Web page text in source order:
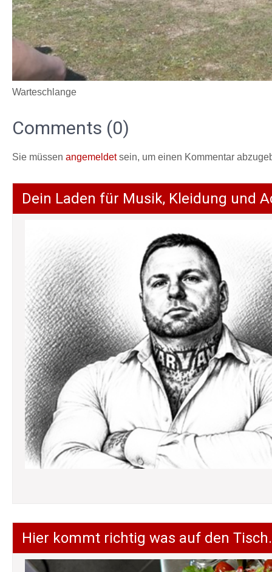
Warteschlange
Comments (0)
Sie müssen angemeldetsein, um einen Kommentar
Dein Laden für Musik, Kleidung und
Hier kommt richtig was auf den Tisch.